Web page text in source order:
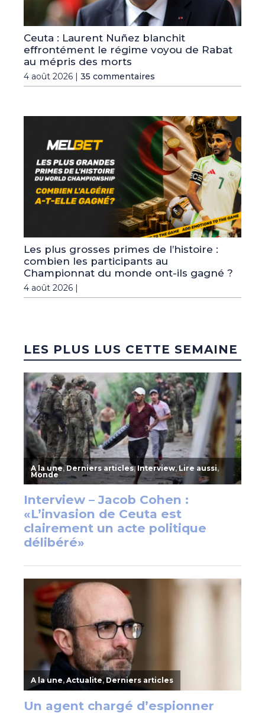
Ceuta : Laurent Nuñez blanchit
effrontément le régime voyou de Rabat
au mépris des morts
4 août 2026 | 35 commentaires
Les plus grosses primes de l’histoire :
combien les participants au
Championnat du monde ont-ils gagné ?
4 août 2026 |
LES PLUS LUS CETTE SEMAINE